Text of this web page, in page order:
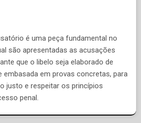
é uma peça fundamental no
são apresentadas as acusações
que o libelo seja elaborado de
embasada em provas concretas, para
justo e respeitar os princípios
penal.